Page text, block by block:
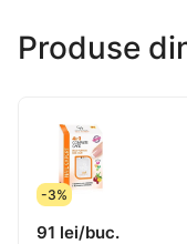
zilnică. Nu se
evita contactul cu
Produse
-3%
91 lei/buc.